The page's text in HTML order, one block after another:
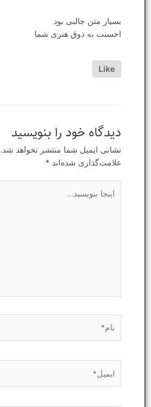
بسیار متن جالبی بود
احسنت به ذوق هنری شما
Like
دیدگاه‌ خود را بنویسید
نشانی ایمیل شما منتشر نخواهد شد.
علامت‌گذاری شده‌اند *
بنویسید…